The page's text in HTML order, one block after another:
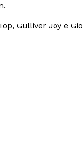
Gulliver Joy e